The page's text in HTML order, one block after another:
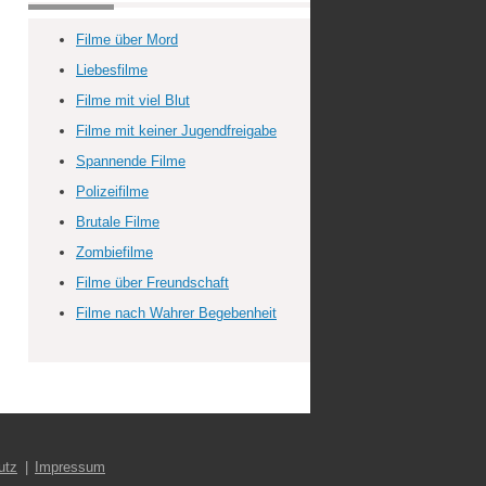
Filme über Mord
Liebesfilme
Filme mit viel Blut
Filme mit keiner Jugendfreigabe
Spannende Filme
Polizeifilme
Brutale Filme
Zombiefilme
Filme über Freundschaft
Filme nach Wahrer Begebenheit
Impressum